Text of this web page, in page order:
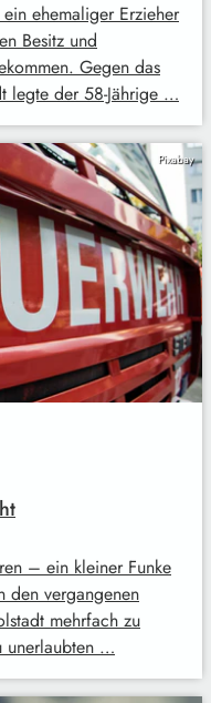
ehemaliger Erzieher
Besitz und
Gegen das
legte der 58-Jährige …
Pixabay
– ein kleiner Funke
den vergangenen
mehrfach zu
unerlaubten …